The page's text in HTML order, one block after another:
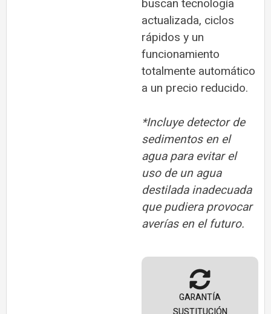
buscan tecnología
actualizada, ciclos
rápidos y un
funcionamiento
totalmente automático
a un precio reducido.
*Incluye detector de
sedimentos en el
agua para evitar el
uso de un agua
destilada inadecuada
que pudiera provocar
averías en el futuro.
GARANTÍA